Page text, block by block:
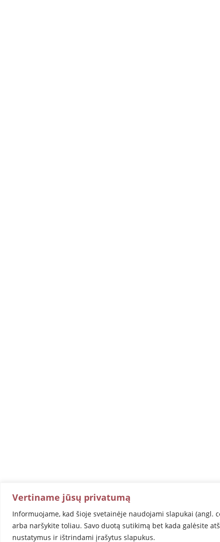
Vertiname jūsų privatumą
Informuojame, kad šioje svetainėje naudojami slapukai (angl.
arba naršykite toliau. Savo duotą sutikimą bet kada galėsite
nustatymus ir ištrindami įrašytus slapukus.